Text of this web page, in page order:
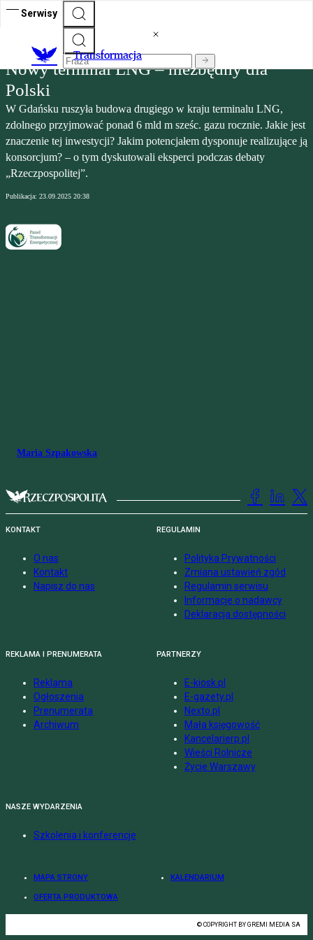
Serwisy
Transformacja
Nowy terminal LNG – niezbędny dla
Polski
W Gdańsku ruszyła budowa drugiego w kraju terminalu LNG,
zdolnego przyjmować ponad 6 mld m sześc. gazu rocznie. Jakie jest
znaczenie tej inwestycji? Jakim potencjałem dysponuje realizujące ją
konsorcjum? – o tym dyskutowali eksperci podczas debaty
„Rzeczpospolitej”.
Publikacja: 23.09.2025 20:38
Maria Szpakowska
KONTAKT
O nas
Kontakt
Napisz do nas
REGULAMIN
Polityka Prywatności
Zmiana ustawień zgód
Regulamin serwisu
Informacje o nadawcy
Deklaracja dostępności
REKLAMA I PRENUMERATA
Reklama
Ogłoszenia
Prenumerata
Archiwum
PARTNERZY
E-kiosk.pl
E-gazety.pl
Nexto.pl
Mała księgowość
Kancelarierp.pl
Wieści Rolnicze
Życie Warszawy
NASZE WYDARZENIA
Szkolenia i konferencje
MAPA STRONY KALENDARIUM
OFERTA PRODUKTOWA
© COPYRIGHT BY GREMI MEDIA SA